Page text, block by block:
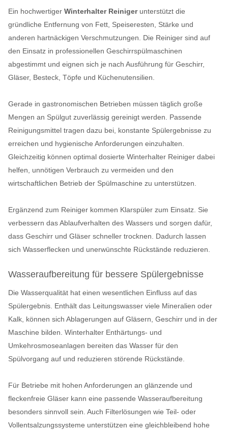
Ein hochwertiger Winterhalter Reinigerunterstützt die
gründliche Entfernung von Fett, Speiseresten, Stärke und
anderen hartnäckigen Verschmutzungen. Die Reiniger sind auf
den Einsatz in professionellen Geschirrspülmaschinen
abgestimmt und eignen sich je nach Ausführung für Geschirr,
Gläser, Besteck, Töpfe und Küchenutensilien.
Gerade in gastronomischen Betrieben müssen täglich große
Mengen an Spülgut zuverlässig gereinigt werden. Passende
Reinigungsmittel tragen dazu bei, konstante Spülergebnisse zu
erreichen und hygienische Anforderungen einzuhalten.
Gleichzeitig können optimal dosierte Winterhalter Reiniger dabei
helfen, unnötigen Verbrauch zu vermeiden und den
wirtschaftlichen Betrieb der Spülmaschine zu unterstützen.
Ergänzend zum Reiniger kommen Klarspüler zum Einsatz. Sie
verbessern das Ablaufverhalten des Wassers und sorgen dafür,
dass Geschirr und Gläser schneller trocknen. Dadurch lassen
sich Wasserflecken und unerwünschte Rückstände reduzieren.
Wasseraufbereitung für bessere Spülergebnisse
Die Wasserqualität hat einen wesentlichen Einfluss auf das
Spülergebnis. Enthält das Leitungswasser viele Mineralien oder
Kalk, können sich Ablagerungen auf Gläsern, Geschirr und in der
Maschine bilden. Winterhalter Enthärtungs- und
Umkehrosmoseanlagen bereiten das Wasser für den
Spülvorgang auf und reduzieren störende Rückstände.
Für Betriebe mit hohen Anforderungen an glänzende und
fleckenfreie Gläser kann eine passende Wasseraufbereitung
besonders sinnvoll sein. Auch Filterlösungen wie Teil- oder
Vollentsalzungssysteme unterstützen eine gleichbleibend hohe